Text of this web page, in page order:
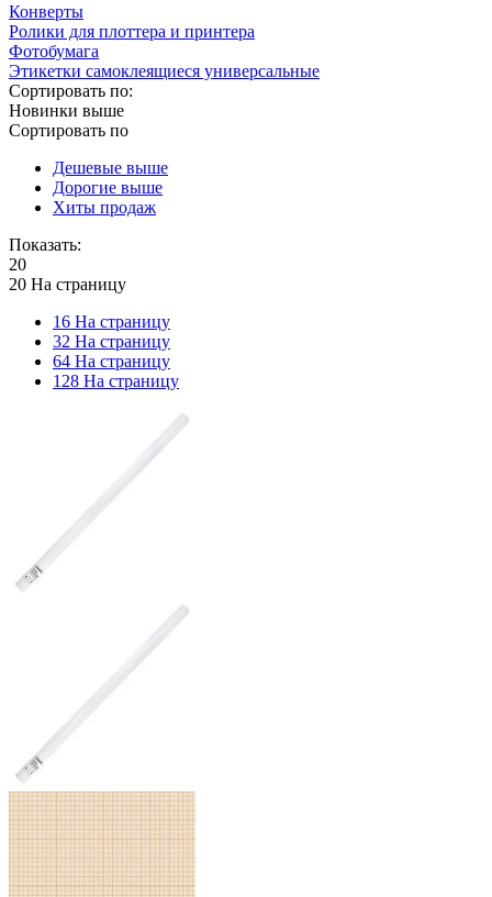
Конверты
Ролики для плоттера и принтера
Фотобумага
Этикетки самоклеящиеся универсальные
Сортировать по:
Новинки выше
Сортировать по
Дешевые выше
Дорогие выше
Хиты продаж
Показать:
20
20 На страницу
16 На страницу
32 На страницу
64 На страницу
128 На страницу